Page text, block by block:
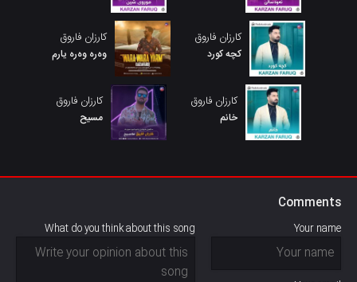
کارزان فاروق
کچه کورد
کارزان فاروق
وەرە وەرە یارم
کارزان فاروق
خانم
کارزان فاروق
مسیح
Comments
Your name
What do you think about this song